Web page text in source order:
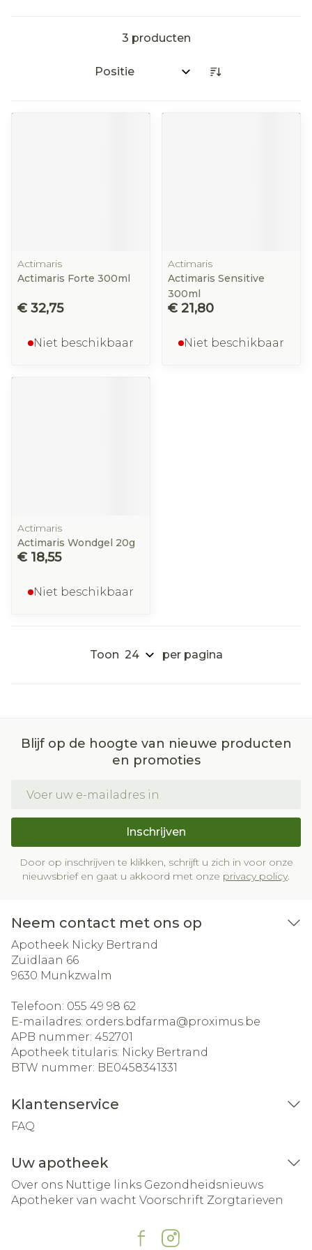
3 producten
Sorteer op:
Actimaris
Actimaris Forte 300ml
€ 32,75
Niet beschikbaar
Actimaris
Actimaris Sensitive
300ml
€ 21,80
Niet beschikbaar
Actimaris
Actimaris Wondgel 20g
€ 18,55
Niet beschikbaar
Toon per pagina
Blijf op de hoogte van nieuwe producten
en promoties
Inschrijven
Door op inschrijven te klikken, schrijft u zich in voor onze
nieuwsbrief en gaat u akkoord met onze privacy policy.
Neem contact met ons op
Apotheek Nicky Bertrand
Zuidlaan 66
9630 Munkzwalm
Telefoon: 055 49 98 62
E-mailadres: orders.bdfarma@proximus.be
APB nummer: 452701
Apotheek titularis: Nicky Bertrand
BTW nummer: BE0458341331
Klantenservice
FAQ
Uw apotheek
Over ons Nuttige links Gezondheidsnieuws
Apotheker van wacht Voorschrift Zorgtarieven